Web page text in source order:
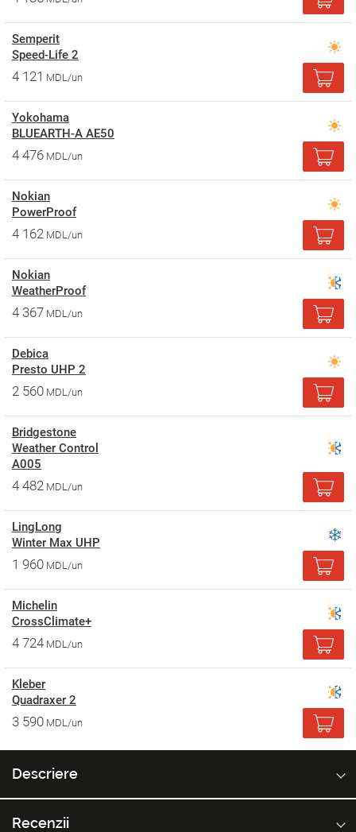
Semperit
Speed-Life 2
4 121 MDL/un
Yokohama
BLUEARTH-A AE50
4 476 MDL/un
Nokian
PowerProof
4 162 MDL/un
Nokian
WeatherProof
4 367 MDL/un
Debica
Presto UHP 2
2 560 MDL/un
Bridgestone
Weather Control
A005
4 482 MDL/un
LingLong
Winter Max UHP
1 960 MDL/un
Michelin
CrossClimate+
4 724 MDL/un
Kleber
Quadraxer 2
3 590 MDL/un
Descriere
Recenzii